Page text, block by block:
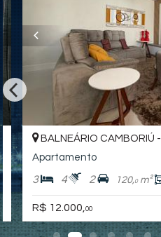
BALNEÁRIO CAMBORIÚ -
Apartamento
3 4 2 120,0m²
R$ 12.000,00